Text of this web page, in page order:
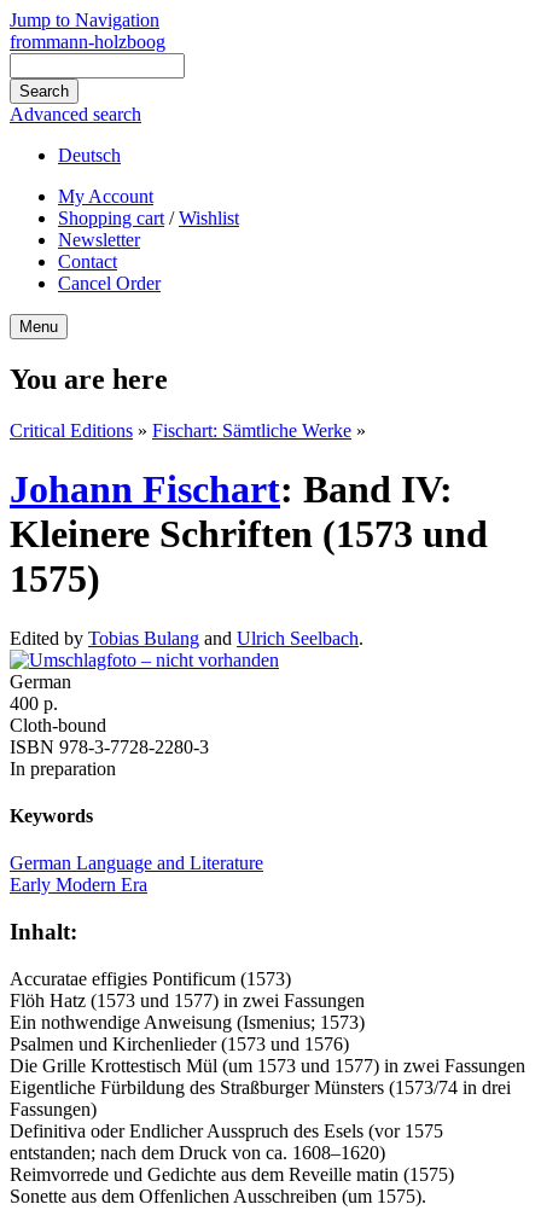
Jump to Navigation
frommann-holzboog
Advanced search
Deutsch
My Account
Shopping cart /Wishlist
Newsletter
Contact
Cancel Order
Menu
You are here
Critical Editions » Fischart: Sämtliche Werke »
Johann Fischart: Band IV:
Kleinere Schriften (1573 und
1575)
Edited by Tobias Bulang and Ulrich Seelbach.
German
400 p.
Cloth-bound
ISBN 978-3-7728-2280-3
In preparation
Keywords
German Language and Literature
Early Modern Era
Inhalt:
Accuratae effigies Pontificum (1573)
Flöh Hatz (1573 und 1577) in zwei Fassungen
Ein nothwendige Anweisung (Ismenius; 1573)
Psalmen und Kirchenlieder (1573 und 1576)
Die Grille Krottestisch Mül (um 1573 und 1577) in zwei Fassungen
Eigentliche Fürbildung des Straßburger Münsters (1573/74 in drei
Fassungen)
Definitiva oder Endlicher Ausspruch des Esels (vor 1575
entstanden; nach dem Druck von ca. 1608–1620)
Reimvorrede und Gedichte aus dem Reveille matin (1575)
Sonette aus dem Offenlichen Ausschreiben (um 1575).